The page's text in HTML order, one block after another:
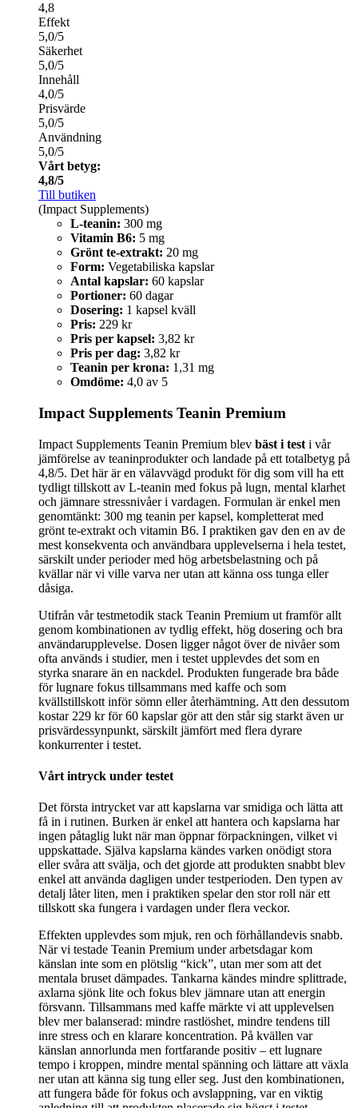
4,8
Effekt
5,0/5
Säkerhet
5,0/5
Innehåll
4,0/5
Prisvärde
5,0/5
Användning
5,0/5
Vårt betyg:
4,8/5
Till butiken
(Impact Supplements)
L-teanin: 300 mg
Vitamin B6: 5 mg
Grönt te-extrakt: 20 mg
Form: Vegetabiliska kapslar
Antal kapslar: 60 kapslar
Portioner: 60 dagar
Dosering: 1 kapsel kväll
Pris: 229 kr
Pris per kapsel: 3,82 kr
Pris per dag: 3,82 kr
Teanin per krona: 1,31 mg
Omdöme: 4,0 av 5
Impact Supplements Teanin Premium
Impact Supplements Teanin Premium blev bäst i test i vår
jämförelse av teaninprodukter och landade på ett totalbetyg på
4,8/5. Det här är en välavvägd produkt för dig som vill ha ett
tydligt tillskott av L-teanin med fokus på lugn, mental klarhet
och jämnare stressnivåer i vardagen. Formulan är enkel men
genomtänkt: 300 mg teanin per kapsel, kompletterat med
grönt te-extrakt och vitamin B6. I praktiken gav den en av de
mest konsekventa och användbara upplevelserna i hela testet,
särskilt under perioder med hög arbetsbelastning och på
kvällar när vi ville varva ner utan att känna oss tunga eller
dåsiga.
Utifrån vår testmetodik stack Teanin Premium ut framför allt
genom kombinationen av tydlig effekt, hög dosering och bra
användarupplevelse. Dosen ligger något över de nivåer som
ofta används i studier, men i testet upplevdes det som en
styrka snarare än en nackdel. Produkten fungerade bra både
för lugnare fokus tillsammans med kaffe och som
kvällstillskott inför sömn eller återhämtning. Att den dessutom
kostar 229 kr för 60 kapslar gör att den står sig starkt även ur
prisvärdessynpunkt, särskilt jämfört med flera dyrare
konkurrenter i testet.
Vårt intryck under testet
Det första intrycket var att kapslarna var smidiga och lätta att
få in i rutinen. Burken är enkel att hantera och kapslarna har
ingen påtaglig lukt när man öppnar förpackningen, vilket vi
uppskattade. Själva kapslarna kändes varken onödigt stora
eller svåra att svälja, och det gjorde att produkten snabbt blev
enkel att använda dagligen under testperioden. Den typen av
detalj låter liten, men i praktiken spelar den stor roll när ett
tillskott ska fungera i vardagen under flera veckor.
Effekten upplevdes som mjuk, ren och förhållandevis snabb.
När vi testade Teanin Premium under arbetsdagar kom
känslan inte som en plötslig “kick”, utan mer som att det
mentala bruset dämpades. Tankarna kändes mindre splittrade,
axlarna sjönk lite och fokus blev jämnare utan att energin
försvann. Tillsammans med kaffe märkte vi att upplevelsen
blev mer balanserad: mindre rastlöshet, mindre tendens till
inre stress och en klarare koncentration. På kvällen var
känslan annorlunda men fortfarande positiv – ett lugnare
tempo i kroppen, mindre mental spänning och lättare att växla
ner utan att känna sig tung eller seg. Just den kombinationen,
att fungera både för fokus och avslappning, var en viktig